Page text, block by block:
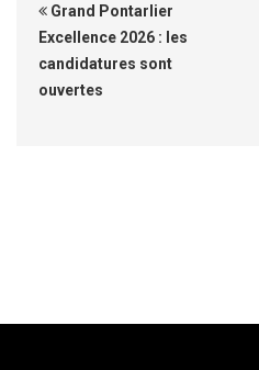
Grand Pontarlier
Excellence 2026 : les
candidatures sont
ouvertes